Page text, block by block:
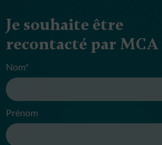
Je souhaite être
recontacté par MCA
Nom*
Prénom